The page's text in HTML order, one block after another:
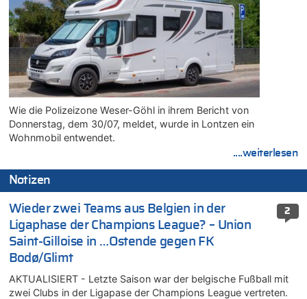
Wie die Polizeizone Weser-Göhl in ihrem Bericht von
Donnerstag, dem 30/07, meldet, wurde in Lontzen ein
Wohnmobil entwendet.
....weiterlesen
Notizen
2
Wieder zwei Teams aus Belgien in der
Ligaphase der Champions League? – Union
Saint-Gilloise in …Ostende gegen FK
Bodø/Glimt
AKTUALISIERT - Letzte Saison war der belgische Fußball mit
zwei Clubs in der Ligapase der Champions League vertreten.